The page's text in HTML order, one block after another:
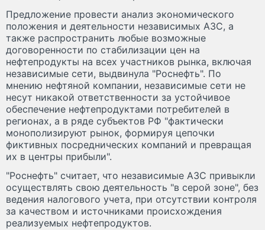
Предложение провести анализ экономического
положения и деятельности независимых АЗС, а
также распространить любые возможные
договоренности по стабилизации цен на
нефтепродукты на всех участников рынка, включая
независимые сети, выдвинула "Роснефть". По
мнению нефтяной компании, независимые сети не
несут никакой ответственности за устойчивое
обеспечение нефтепродуктами потребителей в
регионах, а в ряде субъектов РФ "фактически
монополизируют рынок, формируя цепочки
фиктивных посреднических компаний и превращая
их в центры прибыли".
"Роснефть" считает, что независимые АЗС привыкли
осуществлять свою деятельность "в серой зоне", без
ведения налогового учета, при отсутствии контроля
за качеством и источниками происхождения
реализуемых нефтепродуктов.